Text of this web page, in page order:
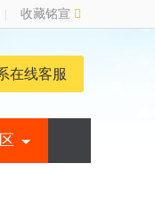
收藏铭宣
在线客服